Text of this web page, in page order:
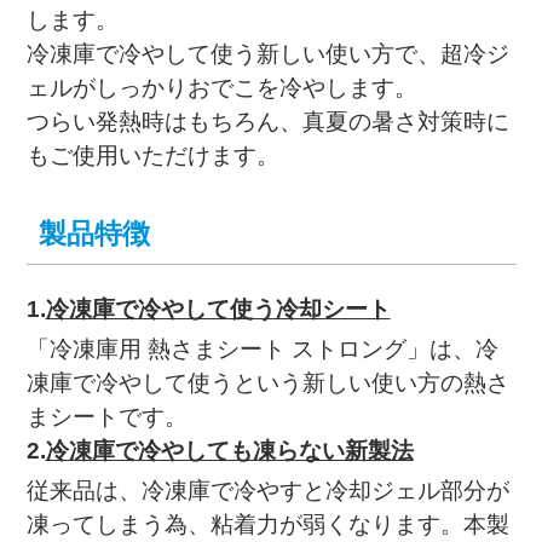
します。
冷凍庫で冷やして使う新しい使い方で、超冷ジ
ェルがしっかりおでこを冷やします。
つらい発熱時はもちろん、真夏の暑さ対策時に
もご使用いただけます。
製品特徴
1.冷凍庫で冷やして使う冷却シート
「冷凍庫用 熱さまシート ストロング」は、冷
凍庫で冷やして使うという新しい使い方の熱さ
まシートです。
2.冷凍庫で冷やしても凍らない新製法
従来品は、冷凍庫で冷やすと冷却ジェル部分が
凍ってしまう為、粘着力が弱くなります。本製